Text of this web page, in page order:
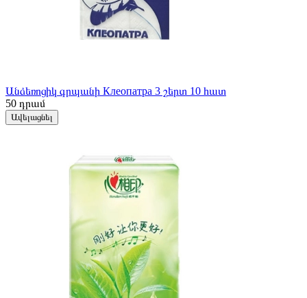
Անձեռոցիկ գրպանի Клеопатра 3 շերտ 10 հատ
50 դրամ
Ավելացնել